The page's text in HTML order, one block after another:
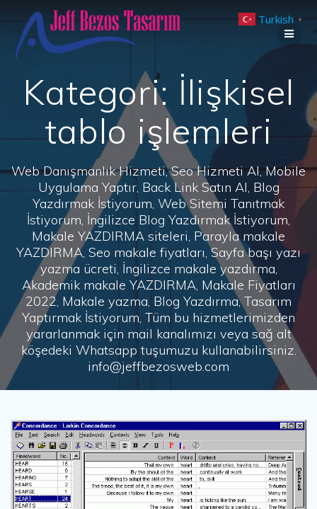
to
Kategori: İlişkisel
tablo işlemleri
Web Danışmanlık Hizmeti, Seo Hizmeti Al, Mobile
Uygulama Yaptır, Back Link Satın Al, Blog
Yazdırmak İstiyorum, Web Sitemi Tanıtmak
İstiyorum, İngilizce Blog Yazdırmak İstiyorum,
Makale YAZDIRMA siteleri, Parayla makale
YAZDIRMA, Seo makale fiyatları, Sayfa başı yazı
yazma ücreti, İngilizce makale yazdırma,
Akademik makale YAZDIRMA, Makale Fiyatları
2022, Makale yazma, Blog Yazdırma, Tasarım
Yaptırmak İstiyorum, Tüm bu hizmetlerimizden
yararlanmak için mail kanalımızı veya sağ alt
köşedeki Whatsapp tuşumuzu kullanabilirsiniz.
info@jeffbezosweb.com
Turkish ▼